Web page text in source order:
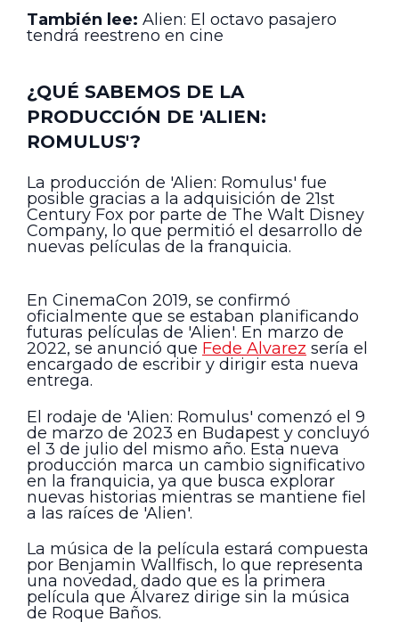
También lee: Alien: El octavo pasajero
tendrá reestreno en cine
¿QUÉ SABEMOS DE LA
PRODUCCIÓN DE 'ALIEN:
ROMULUS'?
La producción de 'Alien: Romulus' fue
posible gracias a la adquisición de 21st
Century Fox por parte de The Walt Disney
Company, lo que permitió el desarrollo de
nuevas películas de la franquicia.
En CinemaCon 2019, se confirmó
oficialmente que se estaban planificando
futuras películas de 'Alien'. En marzo de
2022, se anunció que Fede Alvarez sería el
encargado de escribir y dirigir esta nueva
entrega.
El rodaje de 'Alien: Romulus' comenzó el 9
de marzo de 2023 en Budapest y concluyó
el 3 de julio del mismo año. Esta nueva
producción marca un cambio significativo
en la franquicia, ya que busca explorar
nuevas historias mientras se mantiene fiel
a las raíces de 'Alien'.
La música de la película estará compuesta
por Benjamin Wallfisch, lo que representa
una novedad, dado que es la primera
película que Álvarez dirige sin la música
de Roque Baños.